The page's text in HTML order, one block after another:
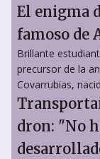
El enigma
famoso de
Brillante
precursor de la
Covarrubias,
dron: "No